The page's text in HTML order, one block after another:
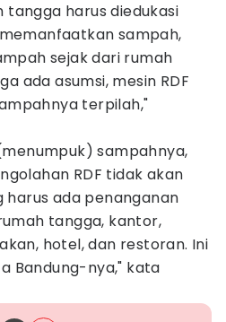
harus diedukasi
sampah,
sejak dari rumah
ada asumsi, mesin RDF
terpilah,"
sampahnya,
RDF tidak akan
ada penanganan
tangga, kantor,
hotel, dan restoran. Ini
Bandung-nya," kata